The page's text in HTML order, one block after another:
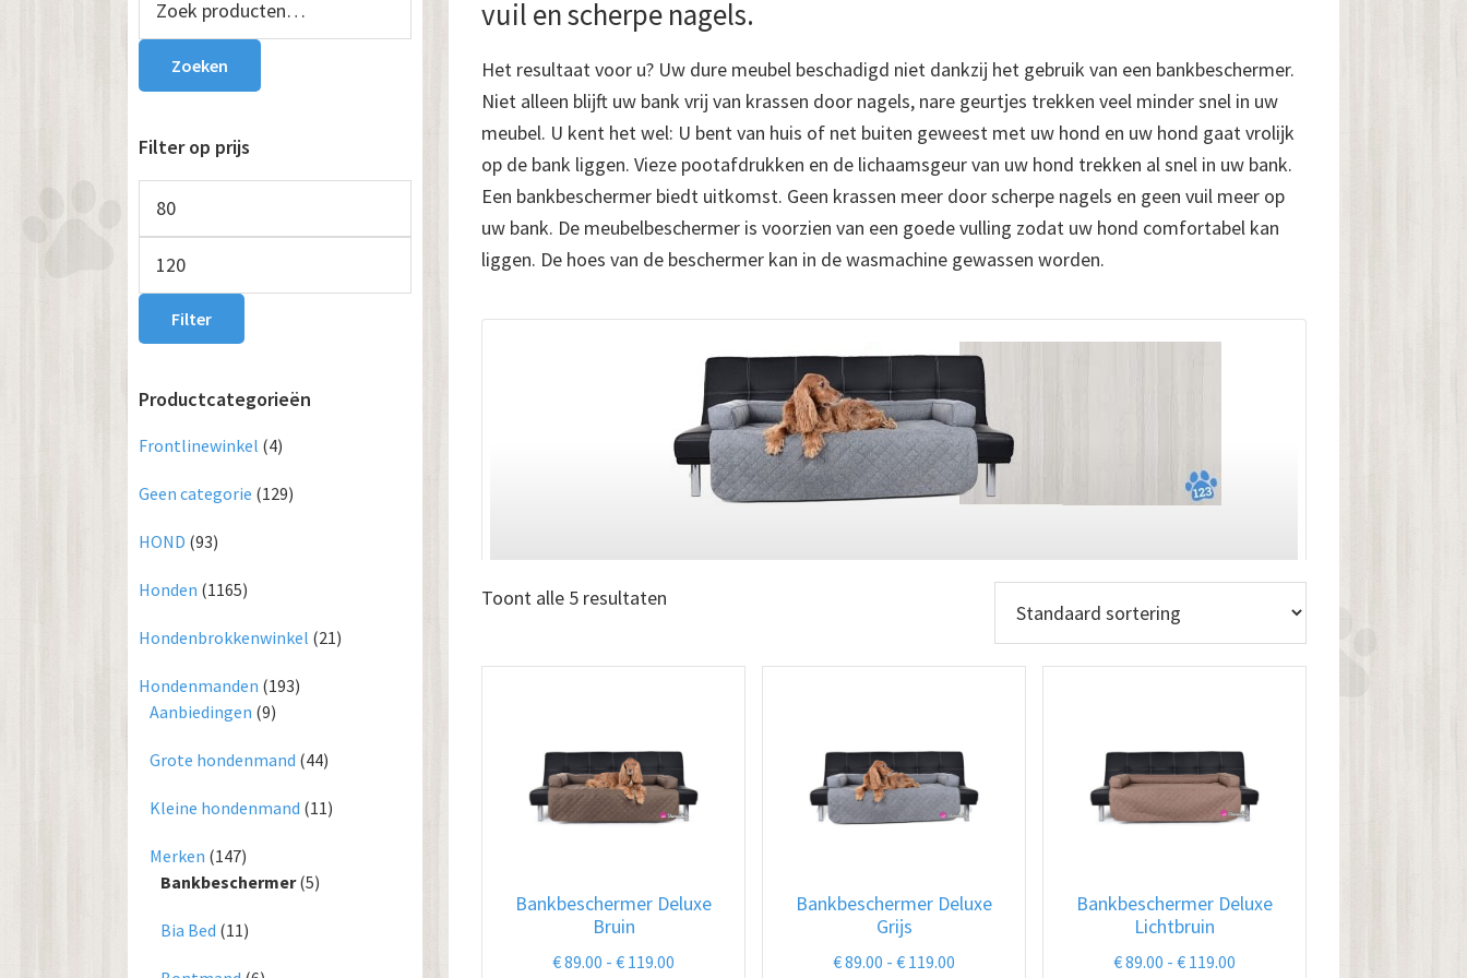
vuil en scherpe nagels.
Het resultaat voor u? Uw dure meubel beschadigd niet dankzij het gebruik van een bankbeschermer.
Niet alleen blijft uw bank vrij van krassen door nagels, nare geurtjes trekken veel minder snel in uw
meubel. U kent het wel: U bent van huis of net buiten geweest met uw hond en uw hond gaat vrolijk
op de bank liggen. Vieze pootafdrukken en de lichaamsgeur van uw hond trekken al snel in uw bank.
Een bankbeschermer biedt uitkomst. Geen krassen meer door scherpe nagels en geen vuil meer op
uw bank. De meubelbeschermer is voorzien van een goede vulling zodat uw hond comfortabel kan
liggen. De hoes van de beschermer kan in de wasmachine gewassen worden.
Toont alle 5 resultaten
Bankbeschermer Deluxe
Bruin
€89.00 - € 119.00
Bankbeschermer Deluxe
Grijs
€89.00 - € 119.00
Bankbeschermer Deluxe
Lichtbruin
€89.00 - € 119.00
Sidebar
naar:
Zoeken
Filter op prijs
prijs
prijs
Filter
Productcategorieën
Frontlinewinkel (4)
Geen categorie (129)
HOND (93)
Honden (1165)
Hondenbrokkenwinkel (21)
Hondenmanden (193)
Aanbiedingen (9)
Grote hondenmand (44)
Kleine hondenmand (11)
Merken (147)
Bankbeschermer (5)
Bia Bed (11)